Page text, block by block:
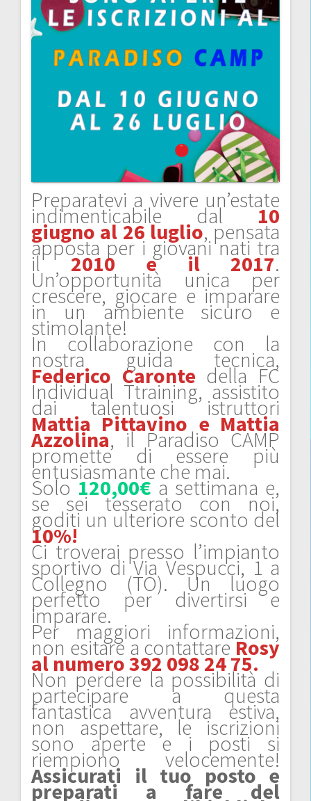
Preparatevi a vivere un’estate
indimenticabile dal10
giugno al 26 luglio, pensata
apposta per i giovani nati tra
il2010 e il 2017.
Un’opportunità unica per
crescere, giocare e imparare
in un ambiente sicuro e
stimolante!
In collaborazione con la
nostra guida tecnica,
Federico Caronte della FC
Individual Ttraining, assistito
dai talentuosi istruttori
Mattia Pittavino e Mattia
Azzolina, il Paradiso CAMP
promette di essere più
entusiasmante che mai.
Solo120,00€a settimana e,
se sei tesserato con noi,
goditi un ulteriore sconto del
10%!
Ci troverai presso l’impianto
sportivo di Via Vespucci, 1 a
Collegno (TO). Un luogo
perfetto per divertirsi e
imparare.
Per maggiori informazioni,
non esitare a contattareRosy
al numero 392 098 24 75.
Non perdere la possibilità di
partecipare a questa
fantastica avventura estiva,
non aspettare, le iscrizioni
sono aperte e i posti si
riempiono velocemente!
Assicurati il tuo posto e
preparati a fare del